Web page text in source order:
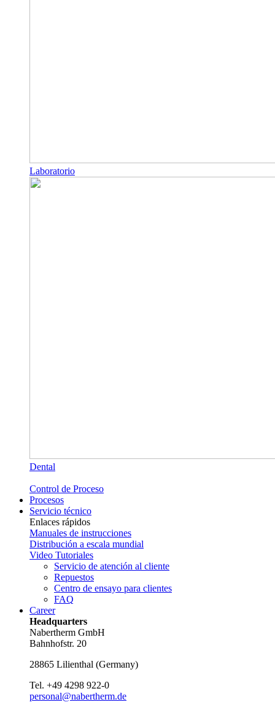
Laboratorio
Dental
Control de Proceso
Procesos
Servicio técnico
Enlaces rápidos
Manuales de instrucciones
Distribución a escala mundial
Video Tutoriales
Servicio de atención al cliente
Repuestos
Centro de ensayo para clientes
FAQ
Career
Headquarters
Nabertherm GmbH
Bahnhofstr. 20
28865 Lilienthal (Germany)
Tel. +49 4298 922-0
personal@nabertherm.de